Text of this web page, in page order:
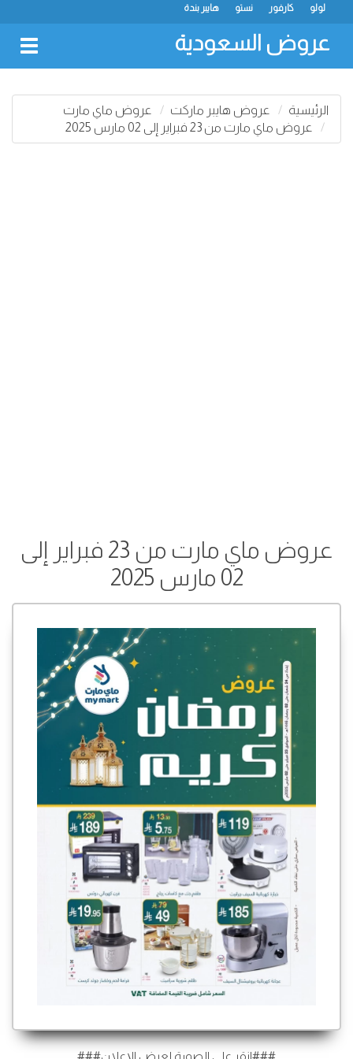
هايبر بندة نستو كارفور لولو
عروض السعودية
الرئيسية عروض هايبر ماركت
عروض ماي مارت
عروض ماي مارت من 23 فبراير إلى 02 مارس 2025
عروض ماي مارت من 23 فبراير إلى
02 مارس 2025